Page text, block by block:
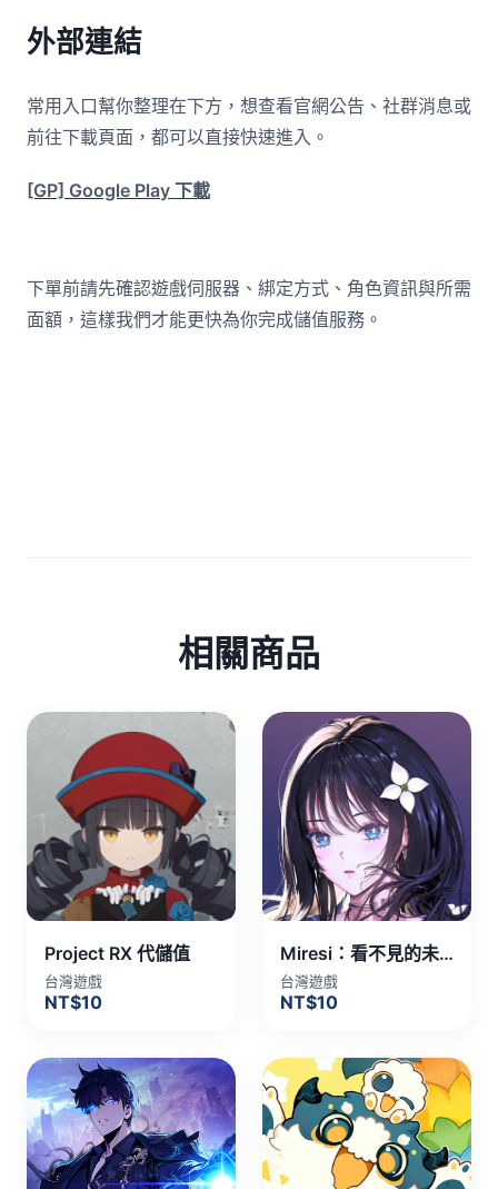
外部連結
常用入口幫你整理在下方，想查看官網公告、社群消息或
前往下載頁面，都可以直接快速進入。
[GP] Google Play 下載
下單前請先確認遊戲伺服器、綁定方式、角色資訊與所需
面額，這樣我們才能更快為你完成儲值服務。
相關商品
Project RX 代儲值
台灣遊戲
NT$10
Miresi：看不見的未來 代儲值
台灣遊戲
NT$10